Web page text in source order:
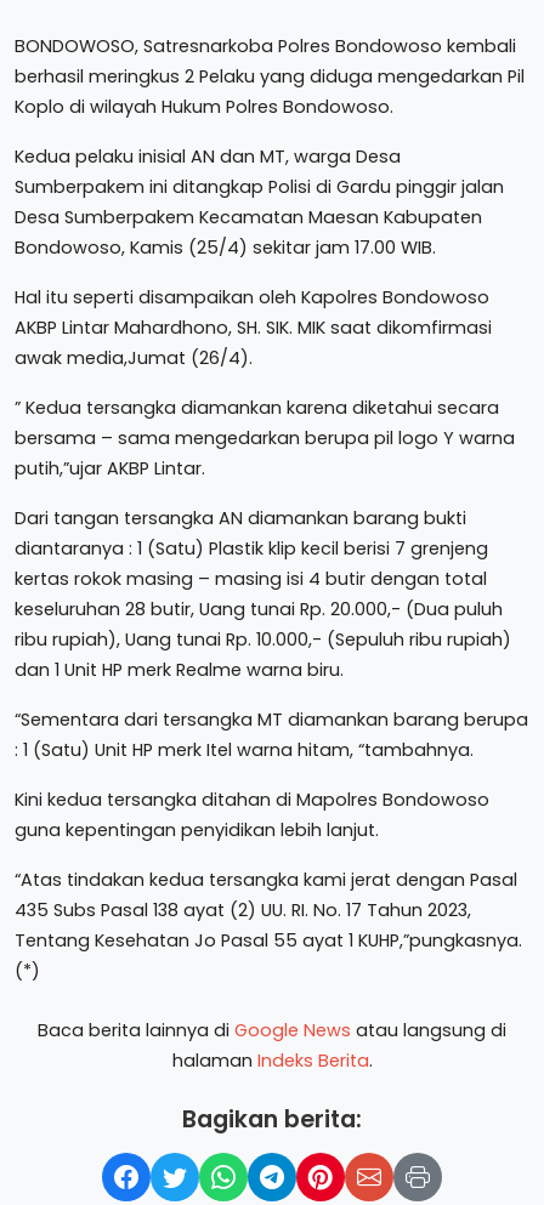
BONDOWOSO, Satresnarkoba Polres Bondowoso kembali
berhasil meringkus 2 Pelaku yang diduga mengedarkan Pil
Koplo di wilayah Hukum Polres Bondowoso.
Kedua pelaku inisial AN dan MT, warga Desa
Sumberpakem ini ditangkap Polisi di Gardu pinggir jalan
Desa Sumberpakem Kecamatan Maesan Kabupaten
Bondowoso, Kamis (25/4) sekitar jam 17.00 WIB.
Hal itu seperti disampaikan oleh Kapolres Bondowoso
AKBP Lintar Mahardhono, SH. SIK. MIK saat dikomfirmasi
awak media,Jumat (26/4).
” Kedua tersangka diamankan karena diketahui secara
bersama – sama mengedarkan berupa pil logo Y warna
putih,”ujar AKBP Lintar.
Dari tangan tersangka AN diamankan barang bukti
diantaranya : 1 (Satu) Plastik klip kecil berisi 7 grenjeng
kertas rokok masing – masing isi 4 butir dengan total
keseluruhan 28 butir, Uang tunai Rp. 20.000,- (Dua puluh
ribu rupiah), Uang tunai Rp. 10.000,- (Sepuluh ribu rupiah)
dan 1 Unit HP merk Realme warna biru.
“Sementara dari tersangka MT diamankan barang berupa
: 1 (Satu) Unit HP merk Itel warna hitam, “tambahnya.
Kini kedua tersangka ditahan di Mapolres Bondowoso
guna kepentingan penyidikan lebih lanjut.
“Atas tindakan kedua tersangka kami jerat dengan Pasal
435 Subs Pasal 138 ayat (2) UU. RI. No. 17 Tahun 2023,
Tentang Kesehatan Jo Pasal 55 ayat 1 KUHP,”pungkasnya.
(*)
Baca berita lainnya di Google News atau langsung di
halaman Indeks Berita.
Bagikan berita: